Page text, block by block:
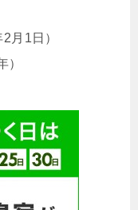
月1日）
）